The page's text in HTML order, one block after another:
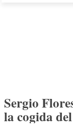
Sergio
la cogida